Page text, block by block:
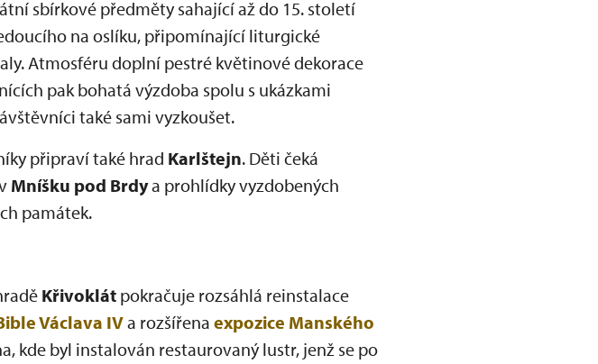
sbírkové předměty sahající až do 15. století
na oslíku, připomínající liturgické
Atmosféru doplní pestré květinové dekorace
pak bohatá výzdoba spolu s ukázkami
také sami vyzkoušet.
připraví také hrad Karlštejn. Děti čeká
Mníšku pod Brdya prohlídky vyzdobených
památek.
Křivoklát pokračuje rozsáhlá reinstalace
Václava IVa rozšířena expozice Manského
kde byl instalován restaurovaný lustr, jenž se po